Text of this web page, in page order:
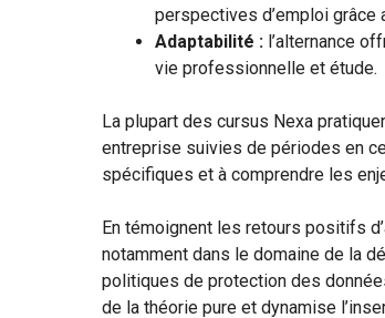
perspectives d’emploi grâce
Adaptabilité : l’alternance
vie professionnelle et étude.
La plupart des cursus Nexa
entreprise suivies de périodes en
spécifiques et à comprendre les
En témoignent les retours positifs
notamment dans le domaine de la
politiques de protection des
de la théorie pure et dynamise